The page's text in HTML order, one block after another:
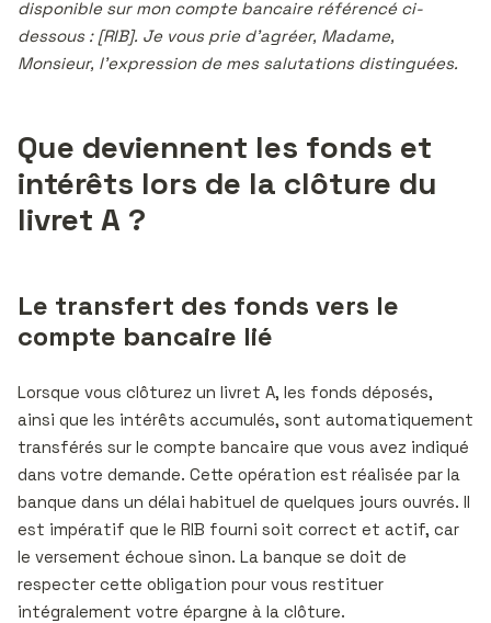
disponible sur mon compte bancaire référencé ci-
dessous : [RIB]. Je vous prie d’agréer, Madame,
Monsieur, l’expression de mes salutations distinguées.
Que deviennent les fonds et
intérêts lors de la clôture du
livret A ?
Le transfert des fonds vers le
compte bancaire lié
Lorsque vous clôturez un livret A, les fonds déposés,
ainsi que les intérêts accumulés, sont automatiquement
transférés sur le compte bancaire que vous avez indiqué
dans votre demande. Cette opération est réalisée par la
banque dans un délai habituel de quelques jours ouvrés. Il
est impératif que le RIB fourni soit correct et actif, car
le versement échoue sinon. La banque se doit de
respecter cette obligation pour vous restituer
intégralement votre épargne à la clôture.